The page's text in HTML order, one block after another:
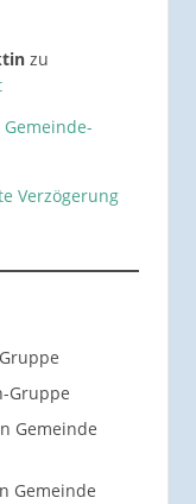
zu
Verzögerung
Gruppe
Gemeinde
Gemeinde